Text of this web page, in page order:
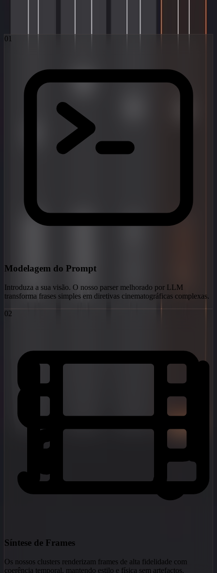
01
Modelagem do Prompt
Introduza a sua visão. O nosso parser melhorado por LLM
transforma frases simples em diretivas cinematográficas complexas.
02
Síntese de Frames
Os nossos clusters renderizam frames de alta fidelidade com
coerência temporal, mantendo estilo e física sem artefactos.